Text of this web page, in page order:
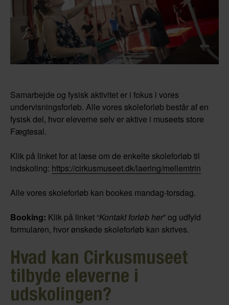
Samarbejde og fysisk aktivitet er i fokus i vores
undervisningsforløb. Alle vores skoleforløb består af en
fysisk del, hvor eleverne selv er aktive i museets store
Fægtesal.
Klik på linket for at læse om de enkelte skoleforløb til
indskoling: https://cirkusmuseet.dk/laering/mellemtrin
Alle vores skoleforløb kan bookes mandag-torsdag.
Booking: Klik på linket “Kontakt forløb her” og udfyld
formularen, hvor ønskede skoleforløb kan skrives.
Hvad kan Cirkusmuseet
tilbyde eleverne i
udskolingen?